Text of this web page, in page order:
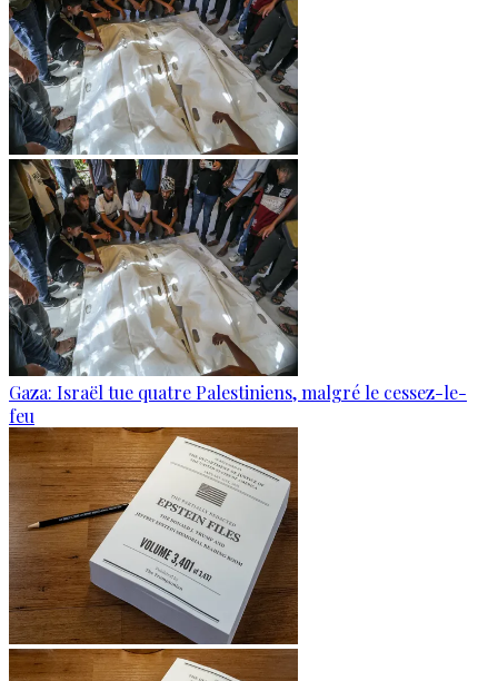
Gaza: Israël tue quatre Palestiniens, malgré le cessez-le-
feu